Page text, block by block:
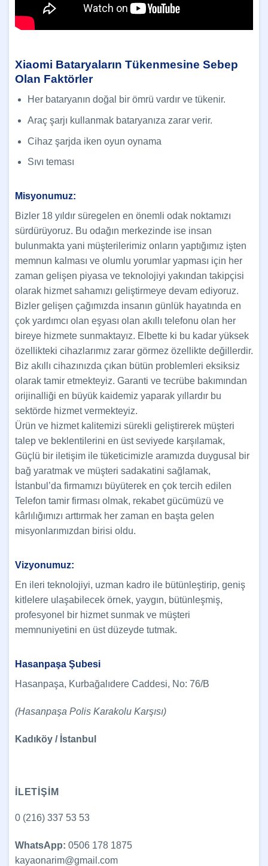
Xiaomi Bataryaların Tükenmesine Sebep
Olan Faktörler
Her bataryanın doğal bir ömrü vardır ve tükenir.
Araç şarjı kullanmak bataryanıza zarar verir.
Cihaz şarjda iken oyun oynama
Sıvı teması
Misyonumuz:
Bizler 18 yıldır süregelen en önemli odak noktamızı
sürdürüyoruz. Bu odağın merkezinde ise insan
bulunmakta yani müşterilerimiz onların yaptığımız işten
memnun kalması ve olumlu yorumlar yapması için her
zaman gelişen piyasa ve teknolojiyi yakından takipçisi
olarak hizmet sahamızı geliştirmeye devam ediyoruz.
Bizler gelişen çağımızda insanın günlük hayatında en
çok yardımcı olan eşyası olan akıllı telefonu olan her
bireye hizmete sunmaktayız. Elbette ki bu kadar yüksek
özellikteki cihazlarımız zarar görmez özellikte değillerdir.
Biz akıllı cihazınızda çıkan bütün problemleri eksiksiz
olarak tamir etmekteyiz. Garanti ve tecrübe bakımından
orijinalliği en büyük kaidemiz yaparak yıllardır bu
sektörde hizmet vermekteyiz.
Ürün ve hizmet kalitemizi sürekli geliştirerek müşteri
talep ve beklentilerini en üst seviyede karşılamak,
Güçlü bir iletişim ile tüketicimizle aramızda duygusal bir
bağ yaratmak ve müşteri sadakatini sağlamak,
İstanbul’da firmamızı büyüterek en çok tercih edilen
Telefon tamir firması olmak, rekabet gücümüzü ve
kârlılığımızı arttırmak her zaman en başta gelen
misyonlarımızdan birisi oldu.
Vizyonumuz:
En ileri teknolojiyi, uzman kadro ile bütünleştirip, geniş
kitlelere ulaşabilecek örnek, yaygın, bütünleşmiş,
profesyonel bir hizmet sunmak ve müşteri
memnuniyetini en üst düzeyde tutmak.
Hasanpaşa Şubesi
Hasanpaşa, Kurbağalıdere Caddesi, No: 76/B
(Hasanpaşa Polis Karakolu Karşısı)
Kadıköy / İstanbul
İLETİŞİM
0 (216) 337 53 53
WhatsApp: 0506 178 1875
kayaonarim@gmail.com